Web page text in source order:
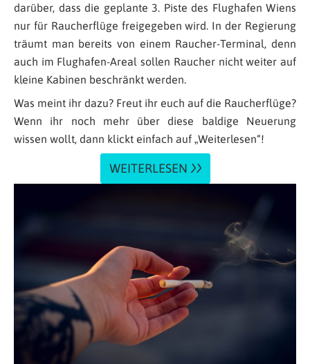
darüber, dass die geplante 3. Piste des Flughafen Wiens
nur für Raucherflüge freigegeben wird. In der Regierung
träumt man bereits von einem Raucher-Terminal, denn
auch im Flughafen-Areal sollen Raucher nicht weiter auf
kleine Kabinen beschränkt werden.
Was meint ihr dazu? Freut ihr euch auf die Raucherflüge?
Wenn ihr noch mehr über diese baldige Neuerung
wissen wollt, dann klickt einfach auf „Weiterlesen“!
WEITERLESEN